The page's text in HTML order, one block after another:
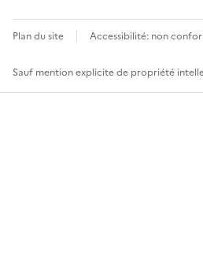
Plan du site Accessibilité: non
Sauf mention explicite de propriété